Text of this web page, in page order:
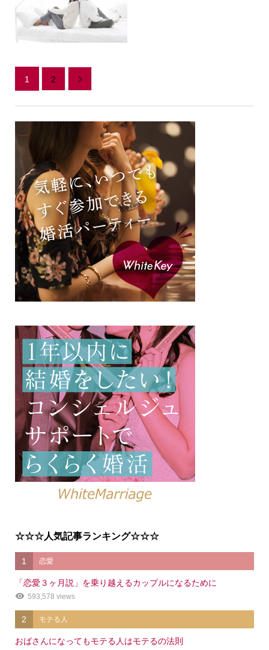
1 2 
☆☆☆人気記事ランキング☆☆☆
1 恋愛
「恋愛３ヶ月説」を乗り越えるカップルになるために
593,578 views
2 モテる人
おばさんになってもモテる人はモテるの法則